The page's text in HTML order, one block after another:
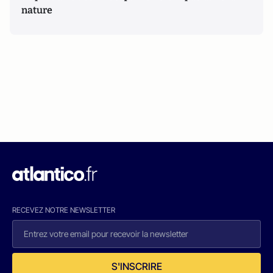
nature
RECEVEZ NOTRE NEWSLETTER
S'INSCRIRE